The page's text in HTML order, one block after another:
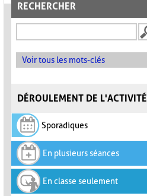
RECHERCHER
Voir tous les mots-clés
DÉROULEMENT DE L'ACTIVITÉ
Sporadiques
En plusieurs séances
En classe seulement